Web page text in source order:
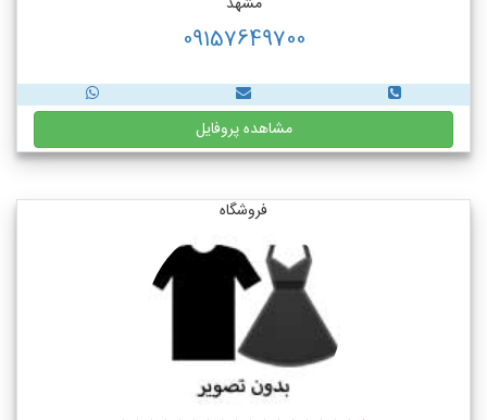
09157649700
مشاهده پروفایل
فروشگاه